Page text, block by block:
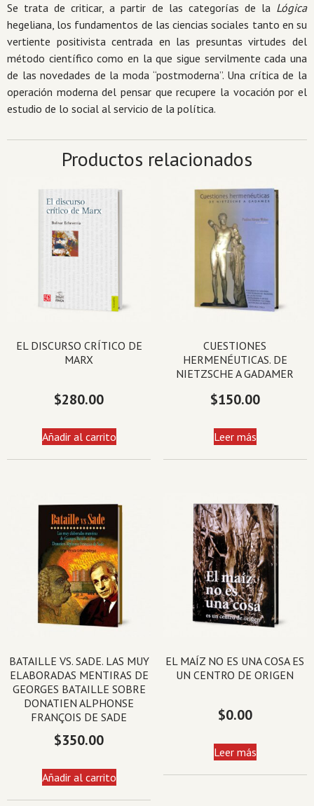
Se trata de criticar, a partir de las categorías de la Lógica
hegeliana, los fundamentos de las ciencias sociales tanto en su
vertiente positivista centrada en las presuntas virtudes del
método científico como en la que sigue servilmente cada una
de las novedades de la moda “postmoderna”. Una crítica de la
operación moderna del pensar que recupere la vocación por el
estudio de lo social al servicio de la política.
Productos relacionados
EL DISCURSO CRÍTICO DE
MARX
$280.00
Añadir al carrito
CUESTIONES
HERMENÉUTICAS. DE
NIETZSCHE A GADAMER
$150.00
Leer más
BATAILLE VS. SADE. LAS MUY
ELABORADAS MENTIRAS DE
GEORGES BATAILLE SOBRE
DONATIEN ALPHONSE
FRANÇOIS DE SADE
$350.00
Añadir al carrito
EL MAÍZ NO ES UNA COSA ES
UN CENTRO DE ORIGEN
$0.00
Leer más